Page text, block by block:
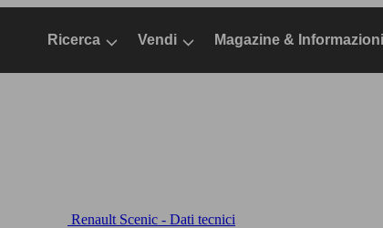
Ricerca Vendi Magazine & Informazioni
Renault Scenic - Dati tecnici